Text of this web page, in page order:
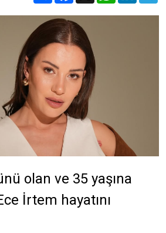
olan ve 35 yaşına
İrtem hayatını